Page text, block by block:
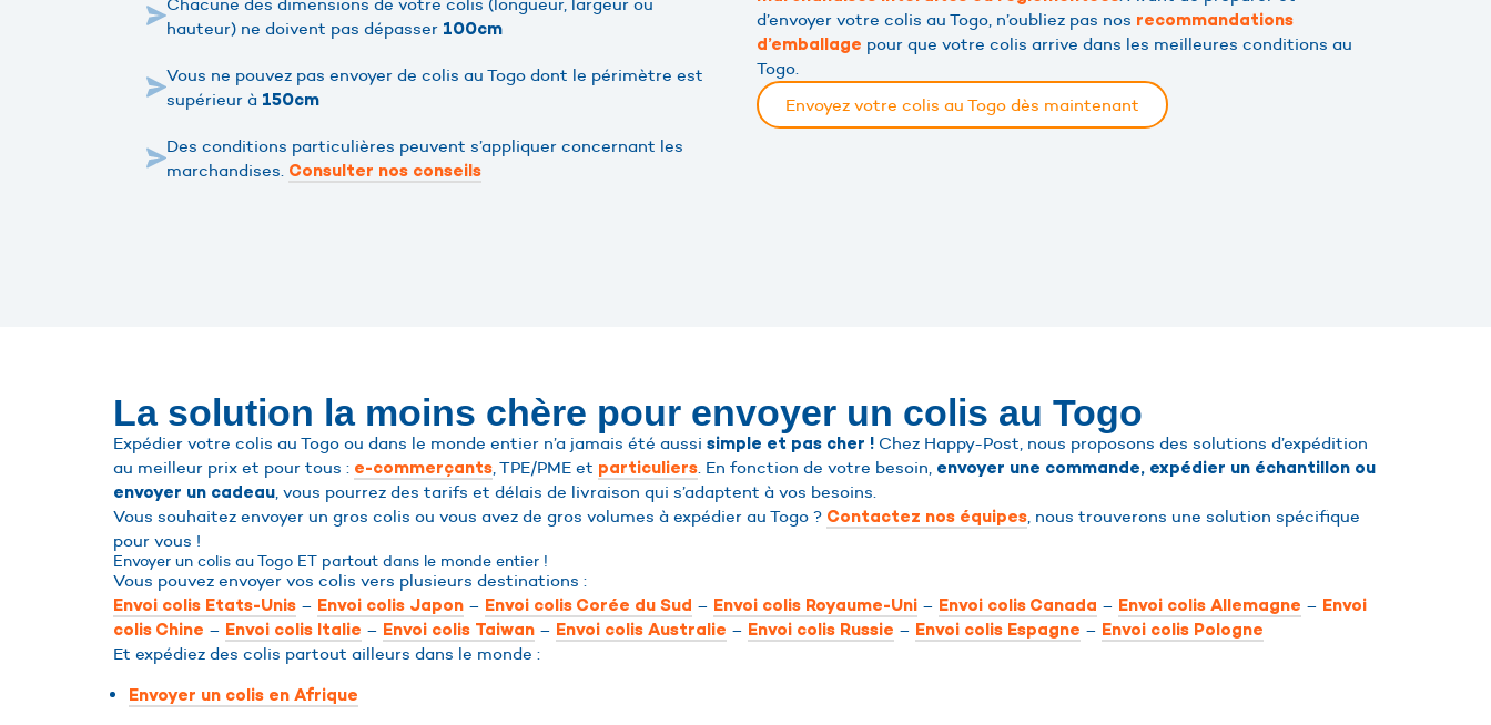
hauteur) ne doivent pas dépasser100cm
Vous ne pouvez pas envoyer de colis au Togo dont le périmètre est
supérieur à 150cm
Des conditions particulières peuvent s’appliquer concernant les
marchandises. Consulter nos conseils
d’envoyer votre colis au Togo, n’oubliez pas nos recommandations
d’emballage pour que votre colis arrive dans les meilleures conditions au
Togo.
Envoyez votre colis au Togo dès maintenant
La solution la moins chère pour envoyer un colis au Togo
Expédier votre colis au Togo ou dans le monde entier n’a jamais été aussi simple et pas cher ! Chez Happy-Post, nous proposons des solutions d’expédition
au meilleur prix et pour tous : e-commerçants, TPE/PME et particuliers. En fonction de votre besoin, envoyer une commande, expédier un échantillon ou
envoyer un cadeau, vous pourrez des tarifs et délais de livraison qui s’adaptent à vos besoins.
Vous souhaitez envoyer un gros colis ou vous avez de gros volumes à expédier au Togo ? Contactez nos équipes, nous trouverons une solution spécifique
pour vous !
Envoyer un colis au Togo ET partout dans le monde entier !
Vous pouvez envoyer vos colis vers plusieurs destinations :
Envoi colis Etats-Unis – Envoi colis Japon – Envoi colis Corée du Sud – Envoi colis Royaume-Uni – Envoi colis Canada – Envoi colis Allemagne – Envoi
colis Chine – Envoi colis Italie – Envoi colis Taiwan – Envoi colis Australie – Envoi colis Russie – Envoi colis Espagne – Envoi colis Pologne
Et expédiez des colis partout ailleurs dans le monde :
Envoyer un colis en Afrique